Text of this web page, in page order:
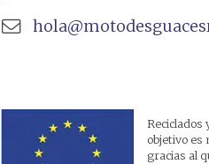
Reciclados
objetivo es
gracias al